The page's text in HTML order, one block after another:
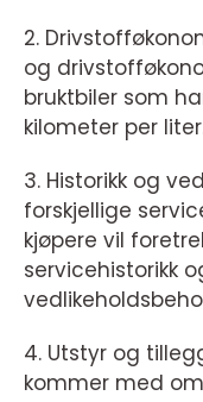
2.
og
bruktbiler som
kilometer per
3. Historikk og
forskjellige
kjøpere vil
servicehistorikk
4. Utstyr og
kommer med